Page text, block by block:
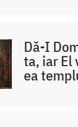
Dă-I
ta, iar El
ea